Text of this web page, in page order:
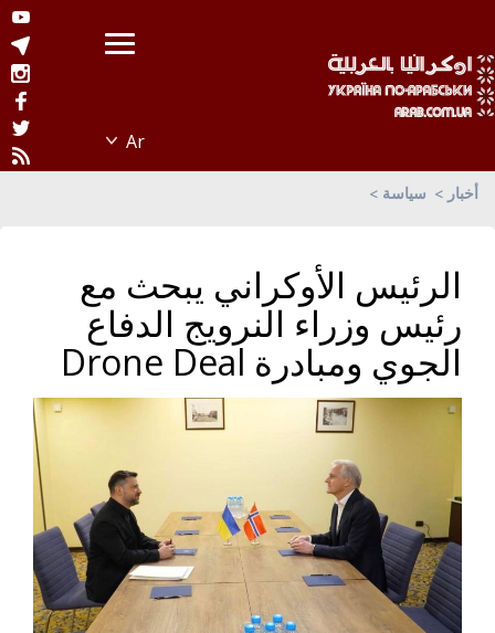
أخبار سياسة
الرئيس الأوكراني يبحث مع
رئيس وزراء النرويج الدفاع
الجوي ومبادرة Drone Deal